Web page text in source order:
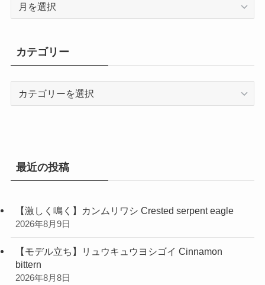
ブ
カテゴリー
最近の投稿
【激しく鳴く】カンムリワシ Crested serpent eagle
2026年8月9日
【モデル立ち】リュウキュウヨシゴイ Cinnamon
bittern
2026年8月8日